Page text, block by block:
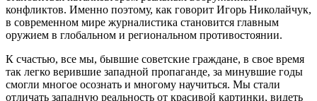
конфликтов. Именно поэтому, как говорит Игорь Николайчук,
в современном мире журналистика становится главным
оружием в глобальном и региональном противостоянии.
К счастью, все мы, бывшие советские граждане, в свое время
так легко верившие западной пропаганде, за минувшие годы
смогли многое осознать и многому научиться. Мы стали
отличать западную реальность от красивой картинки, видеть